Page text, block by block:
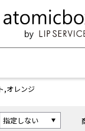
,オレンジ